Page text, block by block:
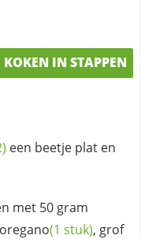
KOKEN IN STAPPEN
een beetje plat en
met 50 gram
oregano(1 stuk), grof